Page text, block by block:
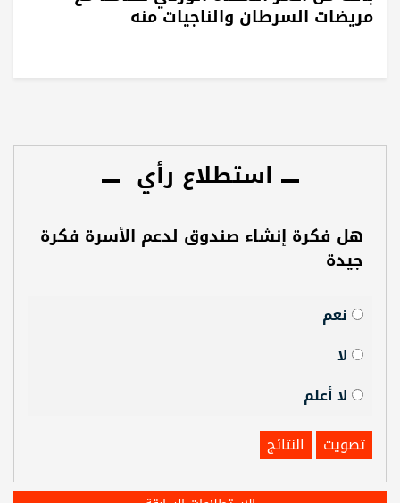
مريضات السرطان والناجيات منه
استطلاع رأي
هل فكرة إنشاء صندوق لدعم الأسرة فكرة
جيدة
نعم
لا
لا أعلم
تصويت
النتائج